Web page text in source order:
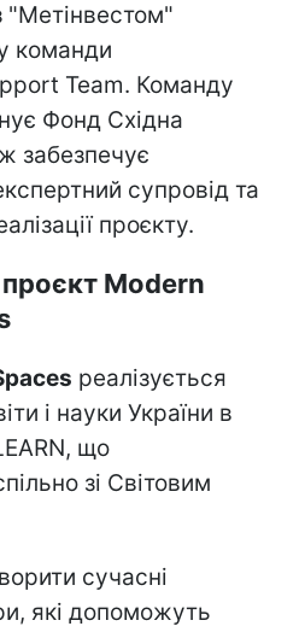
"Метінвестом"
команди
Team. Команду
Фонд Східна
забезпечує
супровід та
проєкту.
Modern
реалізується
і науки України в
що
зі Світовим
сучасні
які допоможуть